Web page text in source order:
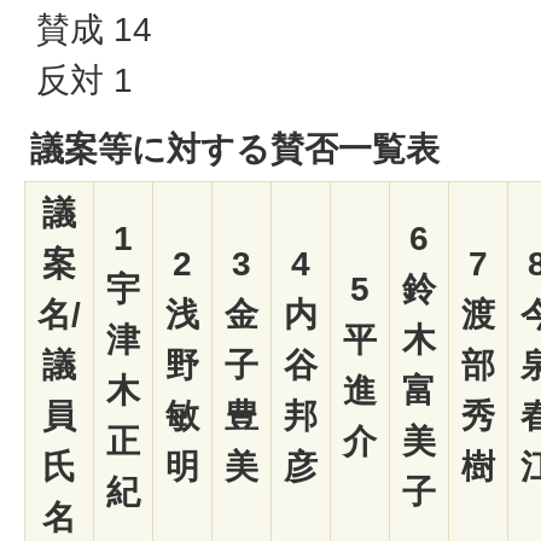
賛成 14
反対 1
議案等に対する賛否一覧表
議
案
名/
議
員
氏
名
1
宇
津
木
正
紀
2
浅
野
敏
明
3
金
子
豊
美
4
内
谷
邦
彦
5
平
進
介
6
鈴
木
富
美
子
7
渡
部
秀
樹